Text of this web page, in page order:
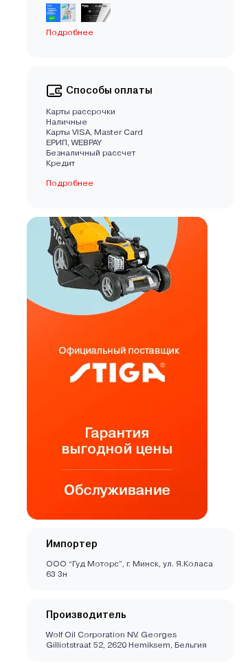
Подробнее
Способы оплаты
Карты рассрочки
Наличные
Карты VISA, Master Card
EРИП, WEBPAY
Безналичный рассчет
Кредит
Подробнее
Импортер
ООО “Гуд Моторс”, г. Минск, ул. Я.Коласа
63 3н
Производитель
Wolf Oil Corporation NV. Georges
Gilliotstraat 52, 2620 Hemiksem, Бельгия